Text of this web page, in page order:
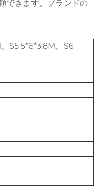
できます。ブランドの
S5 5*6*3.8M、S6